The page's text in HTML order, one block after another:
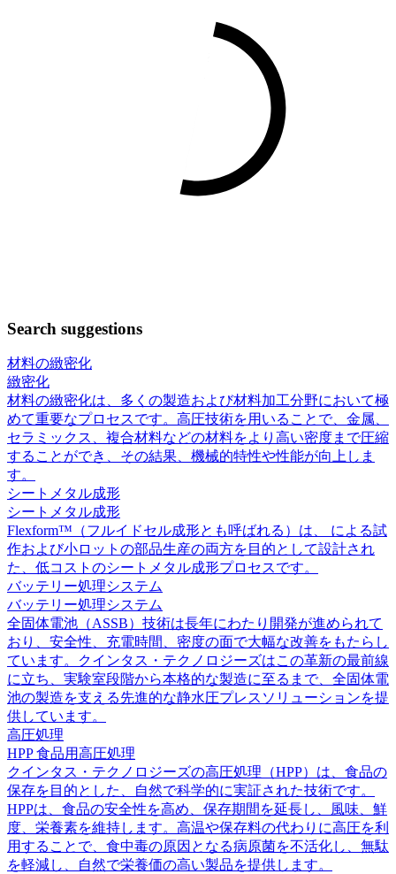
Search suggestions
材料の緻密化
緻密化
材料の緻密化は、多くの製造および材料加工分野において極
めて重要なプロセスです。高圧技術を用いることで、金属、
セラミックス、複合材料などの材料をより高い密度まで圧縮
することができ、その結果、機械的特性や性能が向上しま
す。
シートメタル成形
シートメタル成形
Flexform™（フルイドセル成形とも呼ばれる）は、 による試
作および小ロットの部品生産の両方を目的として設計され
た、低コストのシートメタル成形プロセスです。
バッテリー処理システム
バッテリー処理システム
全固体電池（ASSB）技術は長年にわたり開発が進められて
おり、安全性、充電時間、密度の面で大幅な改善をもたらし
ています。クインタス・テクノロジーズはこの革新の最前線
に立ち、実験室段階から本格的な製造に至るまで、全固体電
池の製造を支える先進的な静水圧プレスソリューションを提
供しています。
高圧処理
HPP 食品用高圧処理
クインタス・テクノロジーズの高圧処理（HPP）は、食品の
保存を目的とした、自然で科学的に実証された技術です。
HPPは、食品の安全性を高め、保存期間を延長し、風味、鮮
度、栄養素を維持します。高温や保存料の代わりに高圧を利
用することで、食中毒の原因となる病原菌を不活化し、無駄
を軽減し、自然で栄養価の高い製品を提供します。